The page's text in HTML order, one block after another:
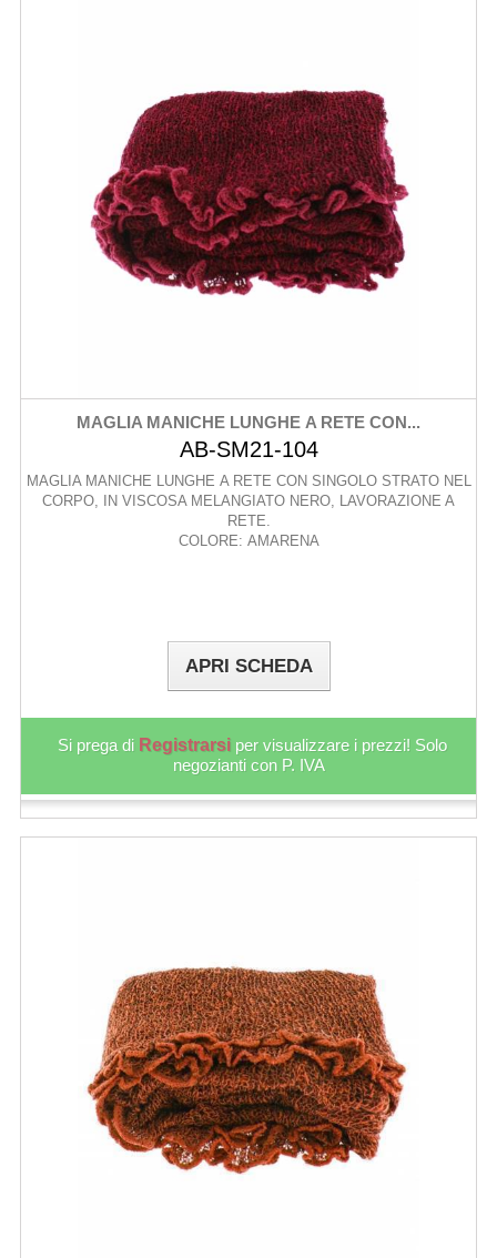
MAGLIA MANICHE LUNGHE A RETE CON...
AB-SM21-104
MAGLIA MANICHE LUNGHE A RETE CON SINGOLO STRATO NEL
CORPO, IN VISCOSA MELANGIATO NERO, LAVORAZIONE A
RETE.
COLORE: AMARENA
APRI SCHEDA
Si prega di Registrarsi per visualizzare i prezzi! Solo
negozianti con P. IVA